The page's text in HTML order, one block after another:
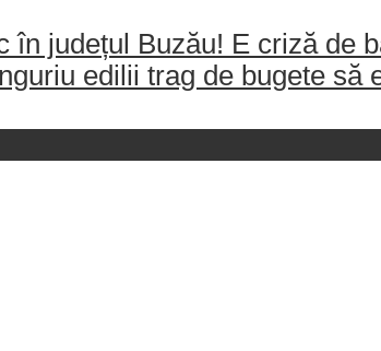
județul Buzău! E criză de
edilii trag de bugete să